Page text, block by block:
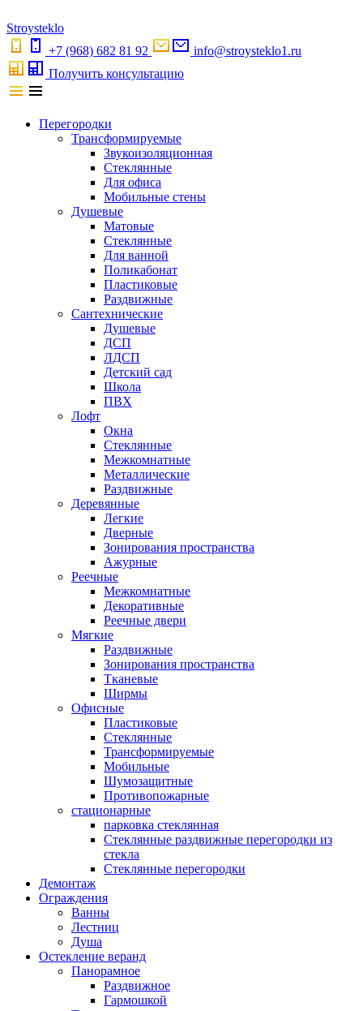
Stroysteklo
+7 (968) 682 81 92
info@stroysteklo1.ru
Получить консультацию
Перегородки
Трансформируемые
Звукоизоляционная
Стеклянные
Для офиса
Мобильные стены
Душевые
Матовые
Стеклянные
Для ванной
Поликабонат
Пластиковые
Раздвижные
Сантехнические
Душевые
ДСП
ЛДСП
Детский сад
Школа
ПВХ
Лофт
Окна
Стеклянные
Межкомнатные
Металлические
Раздвижные
Деревянные
Легкие
Дверные
Зонирования пространства
Ажурные
Реечные
Межкомнатные
Декоративные
Реечные двери
Мягкие
Раздвижные
Зонирования пространства
Тканевые
Ширмы
Офисные
Пластиковые
Стеклянные
Трансформируемые
Мобильные
Шумозащитные
Противопожарные
стационарные
парковка стеклянная
Стеклянные раздвижные перегородки из
стекла
Стеклянные перегородки
Демонтаж
Ограждения
Ванны
Лестниц
Душа
Остекление веранд
Панорамное
Раздвижное
Гармошкой